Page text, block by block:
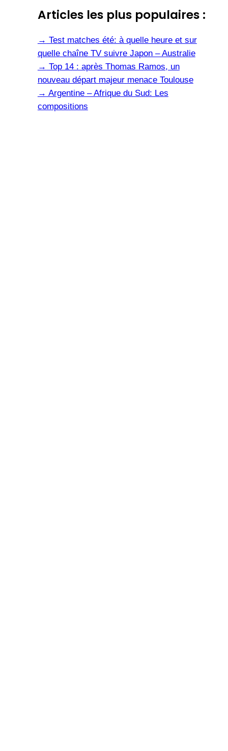
Articles les plus populaires :
→ Test matches été: à quelle heure et sur
quelle chaîne TV suivre Japon – Australie
→ Top 14 : après Thomas Ramos, un
nouveau départ majeur menace Toulouse
→ Argentine – Afrique du Sud: Les
compositions